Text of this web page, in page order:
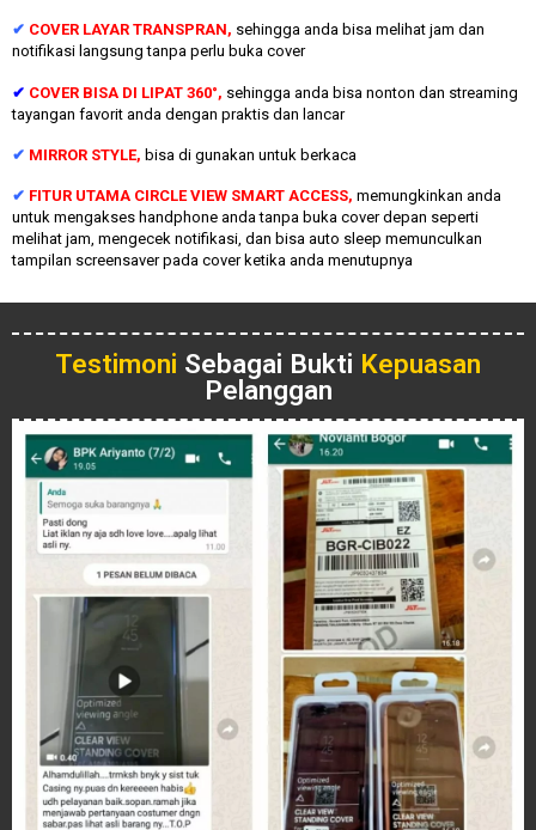
✔ COVER LAYAR TRANSPRAN, sehingga anda bisa melihat jam dan
notifikasi langsung tanpa perlu buka cover
✔ COVER BISA DI LIPAT 360°, sehingga anda bisa nonton dan streaming
tayangan favorit anda dengan praktis dan lancar
✔ MIRROR STYLE, bisa di gunakan untuk berkaca
✔ FITUR UTAMA CIRCLE VIEW SMART ACCESS, memungkinkan anda
untuk mengakses handphone anda tanpa buka cover depan seperti
melihat jam, mengecek notifikasi, dan bisa auto sleep memunculkan
tampilan screensaver pada cover ketika anda menutupnya
Testimoni Sebagai Bukti Kepuasan
Pelanggan